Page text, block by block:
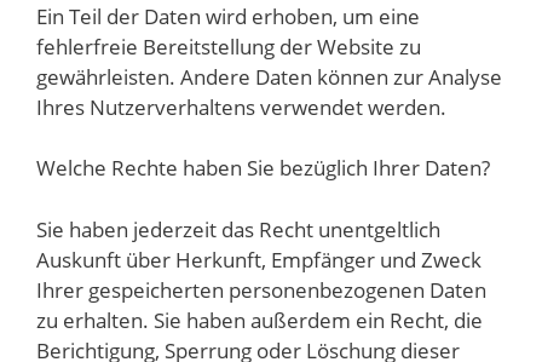
Ein Teil der Daten wird erhoben, um eine
fehlerfreie Bereitstellung der Website zu
gewährleisten. Andere Daten können zur Analyse
Ihres Nutzerverhaltens verwendet werden.
Welche Rechte haben Sie bezüglich Ihrer Daten?
Sie haben jederzeit das Recht unentgeltlich
Auskunft über Herkunft, Empfänger und Zweck
Ihrer gespeicherten personenbezogenen Daten
zu erhalten. Sie haben außerdem ein Recht, die
Berichtigung, Sperrung oder Löschung dieser